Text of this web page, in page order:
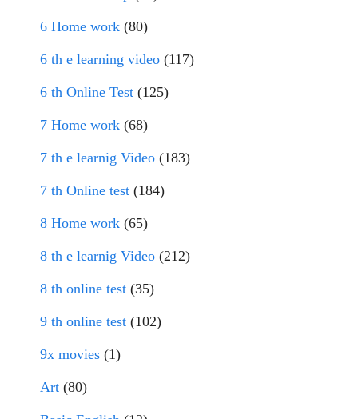
6 Home work (80)
6 th e learning video (117)
6 th Online Test (125)
7 Home work (68)
7 th e learnig Video (183)
7 th Online test (184)
8 Home work (65)
8 th e learnig Video (212)
8 th online test (35)
9 th online test (102)
9x movies (1)
Art (80)